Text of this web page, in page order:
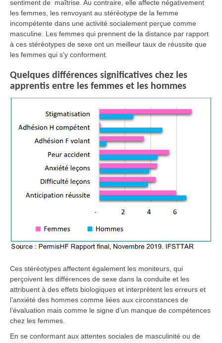
sentiment de maîtrise. Au contraire, elle affecte négativement
les femmes, les renvoyant au stéréotype de la femme
incompétente dans une activité socialement perçue comme
masculine. Les femmes qui prennent de la distance par rapport
à ces stéréotypes de sexe ont un meilleur taux de réussite que
les femmes qui s’y conforment.
Quelques différences significatives chez les
apprentis entre les femmes et les hommes
Ces stéréotypes affectent également les moniteurs, qui
perçoivent les différences de sexe dans la conduite et les
attribuent à des effets biologiques et interprètent les erreurs et
l’anxiété des hommes comme liées aux circonstances de
l’évaluation mais comme le signe d’un manque de compétences
chez les femmes.
En se conformant aux attentes sociales de masculinité ou de